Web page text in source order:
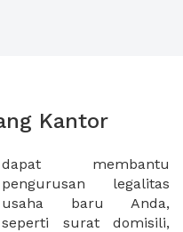
Kantor